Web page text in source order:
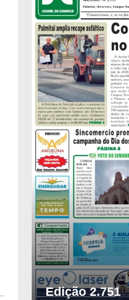
Edição 2.751